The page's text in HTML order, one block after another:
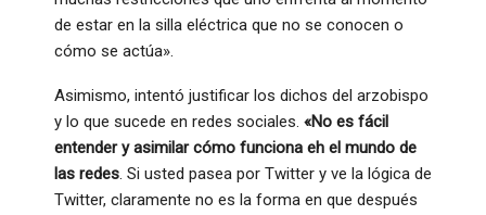
de estar en la silla eléctrica que no se conocen o
cómo se actúa».
Asimismo, intentó justificar los dichos del arzobispo
y lo que sucede en redes sociales. «No es fácil
entender y asimilar cómo funciona eh el mundo de
las redes. Si usted pasea por Twitter y ve la lógica de
Twitter, claramente no es la forma en que después